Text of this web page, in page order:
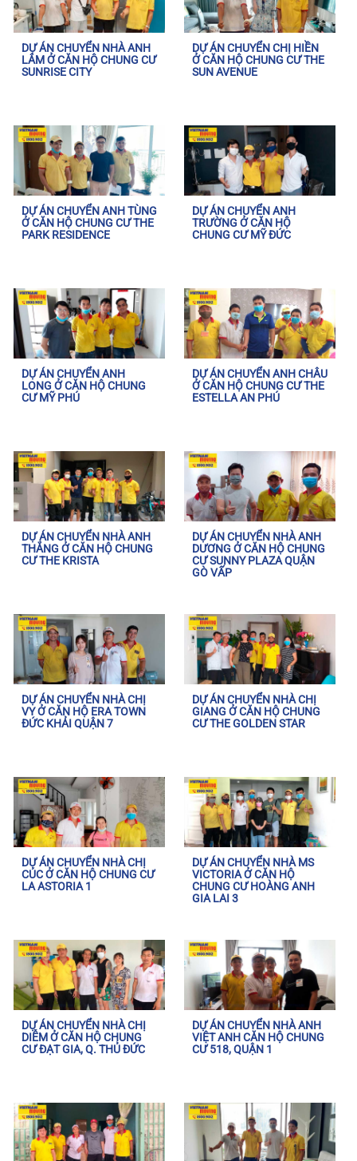
DỰ ÁN CHUYỂN NHÀ ANH
LÂM Ở CĂN HỘ CHUNG CƯ
SUNRISE CITY
DỰ ÁN CHUYỂN CHỊ HIỀN
Ở CĂN HỘ CHUNG CƯ THE
SUN AVENUE
DỰ ÁN CHUYỂN ANH TÙNG
Ở CĂN HỘ CHUNG CƯ THE
PARK RESIDENCE
DỰ ÁN CHUYỂN ANH
TRƯỜNG Ở CĂN HỘ
CHUNG CƯ MỸ ĐỨC
DỰ ÁN CHUYỂN ANH
LONG Ở CĂN HỘ CHUNG
CƯ MỸ PHÚ
DỰ ÁN CHUYỂN ANH CHÂU
Ở CĂN HỘ CHUNG CƯ THE
ESTELLA AN PHÚ
DỰ ÁN CHUYỂN NHÀ ANH
THẮNG Ở CĂN HỘ CHUNG
CƯ THE KRISTA
DỰ ÁN CHUYỂN NHÀ ANH
DƯƠNG Ở CĂN HỘ CHUNG
CƯ SUNNY PLAZA QUẬN
GÒ VẤP
DỰ ÁN CHUYỂN NHÀ CHỊ
VY Ở CĂN HỘ ERA TOWN
ĐỨC KHẢI QUẬN 7
DỰ ÁN CHUYỂN NHÀ CHỊ
GIANG Ở CĂN HỘ CHUNG
CƯ THE GOLDEN STAR
DỰ ÁN CHUYỂN NHÀ CHỊ
CÚC Ở CĂN HỘ CHUNG CƯ
LA ASTORIA 1
DỰ ÁN CHUYỂN NHÀ MS
VICTORIA Ở CĂN HỘ
CHUNG CƯ HOÀNG ANH
GIA LAI 3
DỰ ÁN CHUYỂN NHÀ CHỊ
DIỄM Ở CĂN HỘ CHUNG
CƯ ĐẠT GIA, Q. THỦ ĐỨC
DỰ ÁN CHUYỂN NHÀ ANH
VIỆT ANH CĂN HỘ CHUNG
CƯ 518, QUẬN 1